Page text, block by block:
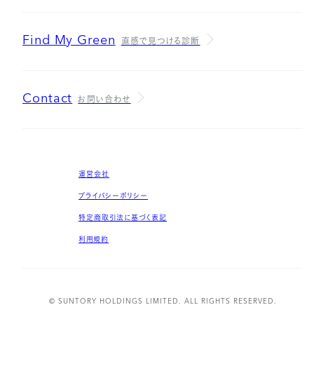
Find My Green 直感で見つける診断
Contact お問い合わせ
運営会社
プライバシーポリシー
特定商取引法に基づく表記
利用規約
© SUNTORY HOLDINGS LIMITED. ALL RIGHTS RESERVED.